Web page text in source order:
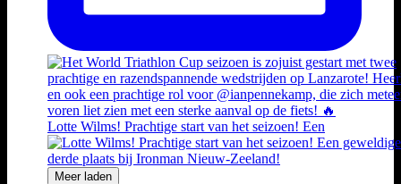
Lotte Wilms! Prachtige start van het seizoen! Een
Meer laden